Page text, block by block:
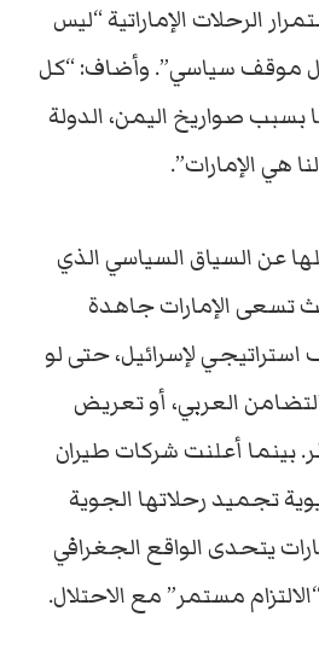
الرحلاتالإماراتية “ليس
موقفسياسي”. وأضاف: “كل
بسببصواريخ اليمن،الدولة
هيالإمارات”.
عنالسياقالسياسيالذي
تسعىالإماراتجاهدة
استراتيجيلإسرائيل،حتىلو
العربي،أوتعريض
بينما أعلنتشركاتطيران
تجميدرحلاتها الجوية
يتحدىالواقع الجغرافي
الالتزاممستمر”مع الاحتلال.